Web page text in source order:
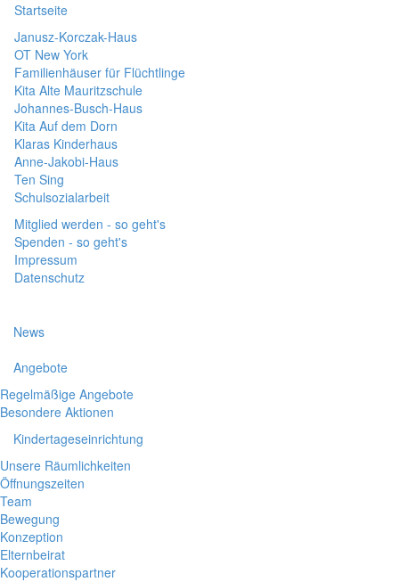
Startseite
Janusz-Korczak-Haus
OT New York
Familienhäuser für Flüchtlinge
Kita Alte Mauritzschule
Johannes-Busch-Haus
Kita Auf dem Dorn
Klaras Kinderhaus
Anne-Jakobi-Haus
Ten Sing
Schulsozialarbeit
Mitglied werden - so geht's
Spenden - so geht's
Impressum
Datenschutz
News
Angebote
Regelmäßige Angebote
Besondere Aktionen
Kindertageseinrichtung
Unsere Räumlichkeiten
Öffnungszeiten
Team
Bewegung
Konzeption
Elternbeirat
Kooperationspartner